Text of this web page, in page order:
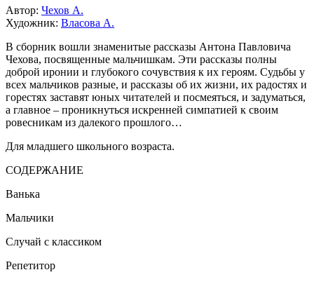
Автор: Чехов А.
Художник: Власова А.
В сборник вошли знаменитые рассказы Антона Павловича
Чехова, посвященные мальчишкам. Эти рассказы полны
доброй иронии и глубокого сочувствия к их героям. Судьбы у
всех мальчиков разные, и рассказы об их жизни, их радостях и
горестях заставят юных читателей и посмеяться, и задуматься,
а главное – проникнуться искренней симпатией к своим
ровесникам из далекого прошлого…
Для младшего школьного возраста.
СОДЕРЖАНИЕ
Ванька
Мальчики
Случай с классиком
Репетитор